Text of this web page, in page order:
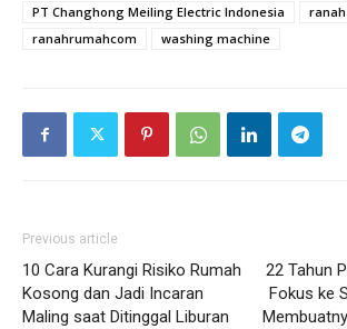
PT Changhong Meiling Electric Indonesia
ranahrumahcom
washing machine
Previous article
10 Cara Kurangi Risiko Rumah
Kosong dan Jadi Incaran
Maling saat Ditinggal Liburan
22 Tahun
Fokus ke